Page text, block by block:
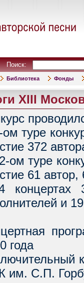
Поиск:
Библиотека Фонды
XIII
туре
372
ом туре
61
концертах
и
года
им. С.П.